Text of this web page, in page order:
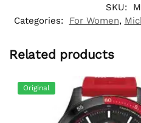
SKU:
Categories:
For Women,
Related products
Original